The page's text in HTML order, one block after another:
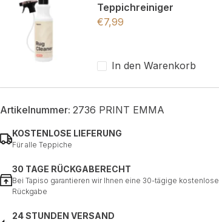
Teppichreiniger
€7,99
In den Warenkorb
Artikelnummer: 2736 PRINT EMMA
KOSTENLOSE LIEFERUNG
Für alle Teppiche
30 TAGE RÜCKGABERECHT
Bei Tapiso garantieren wir Ihnen eine 30-tägige kostenlose
Rückgabe
24 STUNDEN VERSAND